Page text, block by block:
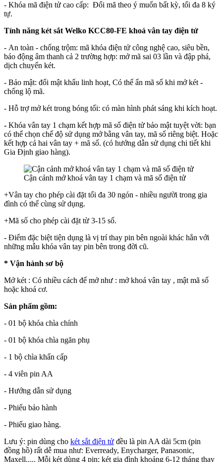
- Khóa mã điện tử cao cấp: Đổi mã theo ý muốn bất kỳ, tối đa 8 ký
tự.
Tính năng két sắt Welko KCC80-FE khoá vân tay điện tử
- An toàn - chống trộm: mã khóa điện tử công nghệ cao, siêu bền,
báo động âm thanh cả 2 trường hợp: mở mã sai 03 lần và đập phá,
dịch chuyển két.
- Bảo mật: đổi mật khẩu linh hoạt, Có thể ẩn mã số khi mở két -
chống lộ mã.
- Hỗ trợ mở két trong bóng tối: có màn hình phát sáng khi kích hoạt.
- Khóa vân tay 1 chạm kết hợp mã số điện tử bảo mật tuyệt vời: bạn
có thể chọn chế độ sử dụng mở bằng vân tay, mã số riêng biệt. Hoặc
kết hợp cả hai vân tay + mã số. (có hướng dẫn sử dụng chi tiết khi
Gia Định giao hàng).
Cận cảnh mở khoá vân tay 1 chạm và mã số điện tử
+Vân tay cho phép cài đặt tối đa 30 ngón - nhiều người trong gia
đình có thể cùng sử dụng.
+Mã số cho phép cài đặt từ 3-15 số.
- Điểm đặc biệt tiện dụng là vị trí thay pin bên ngoài khác hẳn với
những mẫu khóa vân tay pin bên trong đời cũ.
* Vận hành sơ bộ
Mở két : Có nhiều cách để mở như : mở khoá vân tay , mật mã số
hoặc khoá cơ.
Sản phẩm gồm:
- 01 bộ khóa chìa chính
- 01 bộ khóa chìa ngăn phụ
- 1 bộ chìa khẩn cấp
- 4 viên pin AA
- Hướng dẫn sử dụng
- Phiếu bảo hành
- Phiếu giao hàng.
Lưu ý: pin dùng cho két sắt điện tử đều là pin AA dài 5cm (pin
đồng hồ) rất dễ mua như: Everready, Enycharger, Panasonic,
Maxell..... Mỗi két dùng 4 pin; két gia đình khoảng 6-12 tháng thay